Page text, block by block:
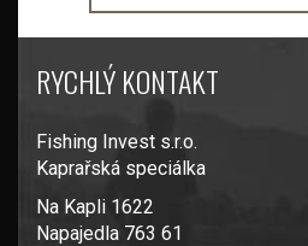
RYCHLÝ KONTAKT
Fishing Invest s.r.o.
Kaprařská speciálka
Na Kapli 1622
Napajedla 763 61